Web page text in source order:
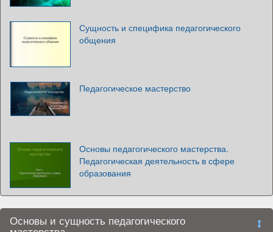
Сущность и специфика педагогического
общения
Педагогическое мастерство
Основы педагогического мастерства.
Педагогическая деятельность в сфере
образования
Основы и сущность педагогического